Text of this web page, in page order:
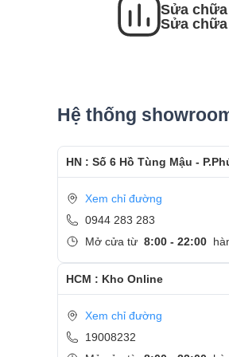
- Sau khi thay màn hình
- HotlineCSKH dịch vụ
Sửa
Sửa
Hệ thống
HN : Số 6 Hồ Tùng Mậu -
Xem chỉ đường
0944 283 283
Mở cửa từ 8:00 - 22:00
HCM : Kho Online
Xem chỉ đường
19008232